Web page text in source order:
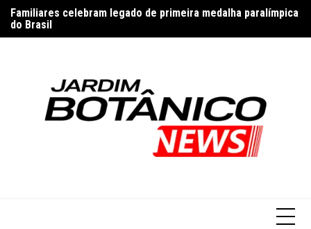
para
o
Familiares celebram legado de primeira medalha paralímpica
do Brasil